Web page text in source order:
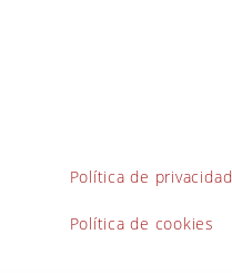
Política de privacidad
Política de cookies